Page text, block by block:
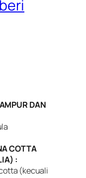
DAN
COTTA
:
(kecuali